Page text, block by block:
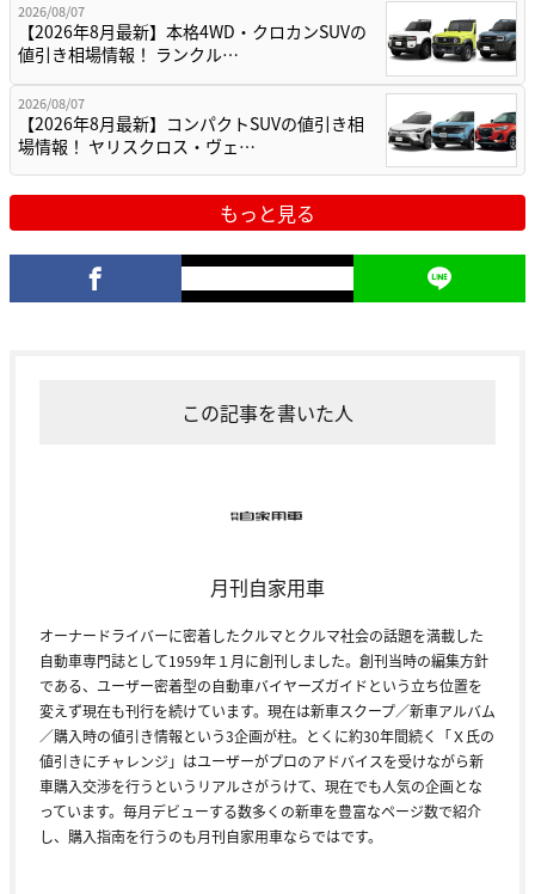
2026/08/07
【2026年8月最新】本格4WD・クロカンSUVの
値引き相場情報！ ランクル…
2026/08/07
【2026年8月最新】コンパクトSUVの値引き相
場情報！ ヤリスクロス・ヴェ…
もっと見る
この記事を書いた人
月刊自家用車
オーナードライバーに密着したクルマとクルマ社会の話題を満載した
自動車専門誌として1959年１月に創刊しました。創刊当時の編集方針
である、ユーザー密着型の自動車バイヤーズガイドという立ち位置を
変えず現在も刊行を続けています。現在は新車スクープ／新車アルバム
／購入時の値引き情報という3企画が柱。とくに約30年間続く「Ｘ氏の
値引きにチャレンジ」はユーザーがプロのアドバイスを受けながら新
車購入交渉を行うというリアルさがうけて、現在でも人気の企画とな
っています。毎月デビューする数多くの新車を豊富なページ数で紹介
し、購入指南を行うのも月刊自家用車ならではです。